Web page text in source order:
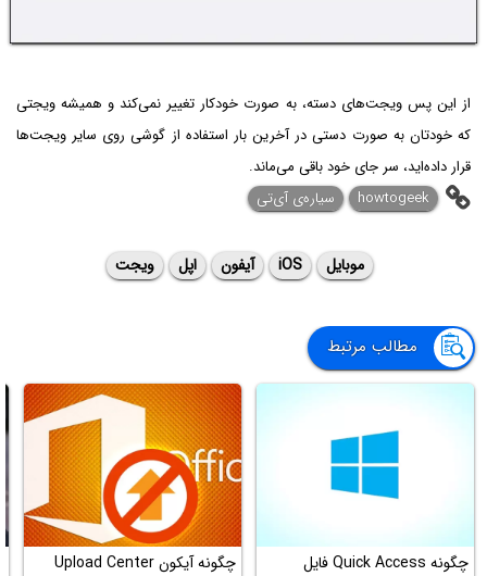
از این پس ویجت‌های دسته، به صورت خودکار تغییر نمی‌کند و همیشه ویجتی
که خودتان به صورت دستی در آخرین بار استفاده از گوشی روی سایر ویجت‌ها
قرار داده‌اید، سر جای خود باقی می‌ماند.
howtogeek
سیاره‌ی آی‌تی
موبایل iOS آیفون اپل ویجت
مطالب مرتبط
چگونه Quick Access فایل
چگونه آیکون Upload Center